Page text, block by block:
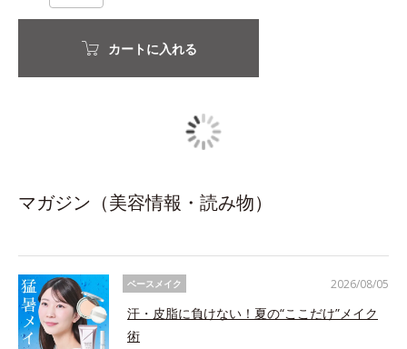
カートに入れる
マガジン（美容情報・読み物）
ベースメイク
汗・皮脂に負けない！夏の“ここだけ”メイク
術
2026/08/05